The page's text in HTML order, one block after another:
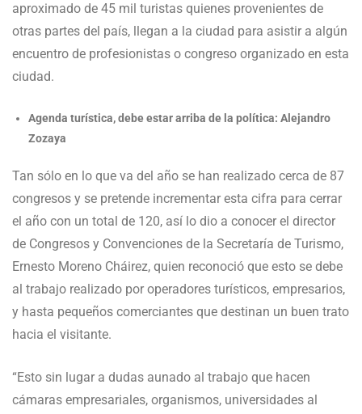
aproximado de 45 mil turistas quienes provenientes de
otras partes del país, llegan a la ciudad para asistir a algún
encuentro de profesionistas o congreso organizado en esta
ciudad.
Agenda turística, debe estar arriba de la política: Alejandro
Zozaya
Tan sólo en lo que va del año se han realizado cerca de 87
congresos y se pretende incrementar esta cifra para cerrar
el año con un total de 120, así lo dio a conocer el director
de Congresos y Convenciones de la Secretaría de Turismo,
Ernesto Moreno Cháirez, quien reconoció que esto se debe
al trabajo realizado por operadores turísticos, empresarios,
y hasta pequeños comerciantes que destinan un buen trato
hacia el visitante.
“Esto sin lugar a dudas aunado al trabajo que hacen
cámaras empresariales, organismos, universidades al